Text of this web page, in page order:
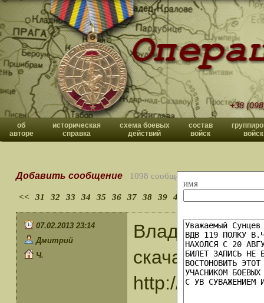
+38
об
авторе
историческая
справка
схема боевых
действий
состав
войск
войск
имя
Добавить сообщение 1098 сообщений
<< 31 32 33 34 35 36 37 38 39 40
07.02.2013 23:14
Дмитрий
Ч.
Владислав
скачать книгу
http://